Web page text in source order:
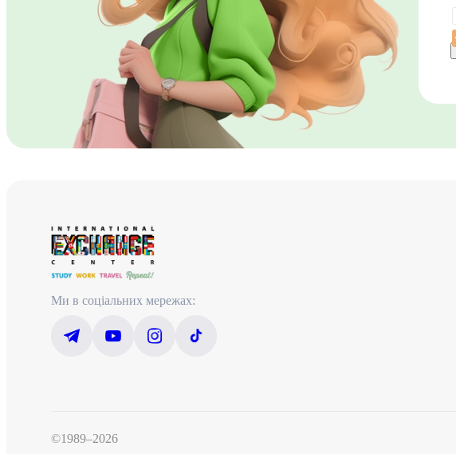
Ми в соціальних мережах:
©1989–2026